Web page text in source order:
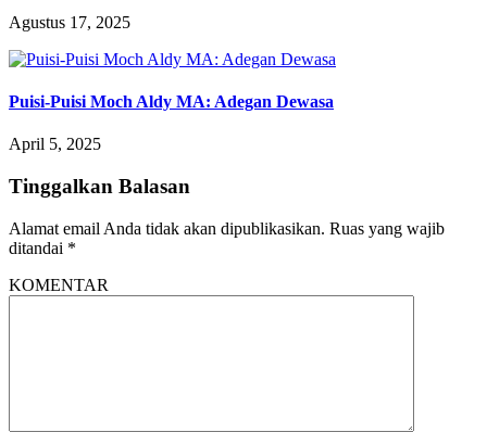
Agustus 17, 2025
Puisi-Puisi Moch Aldy MA: Adegan Dewasa
April 5, 2025
Tinggalkan Balasan
Alamat email Anda tidak akan dipublikasikan. Ruas yang wajib
ditandai *
KOMENTAR